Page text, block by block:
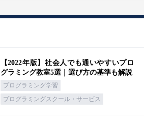
【2022年版】社会人でも通いやすいプロ
グラミング教室5選｜選び方の基準も解説
プログラミング学習
プログラミングスクール・サービス